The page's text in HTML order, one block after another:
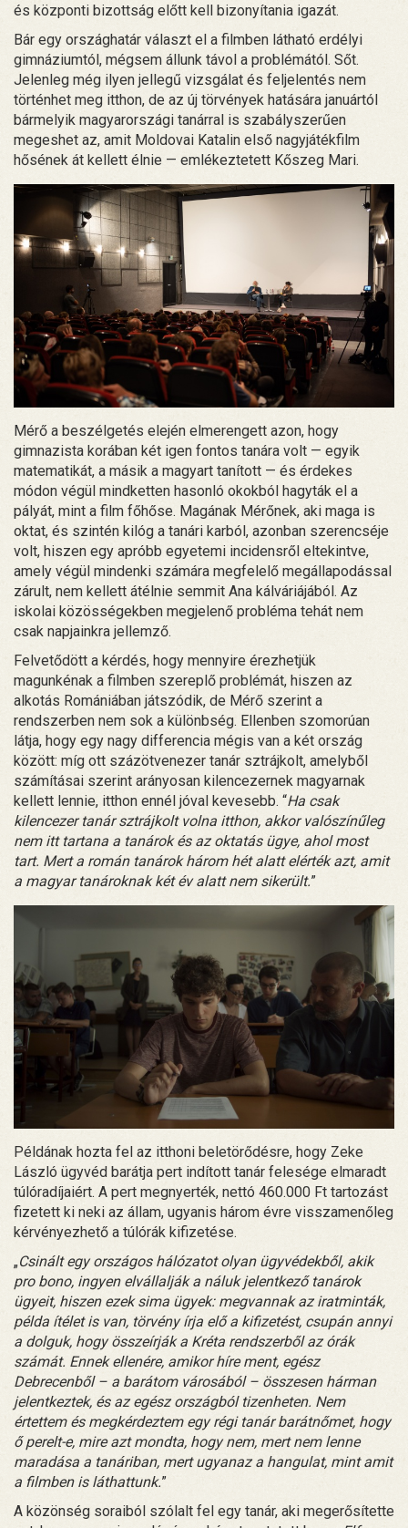
és központi bizottság előtt kell bizonyítania igazát.
Bár egy országhatár választ el a filmben látható erdélyi
gimnáziumtól, mégsem állunk távol a problémától. Sőt.
Jelenleg még ilyen jellegű vizsgálat és feljelentés nem
történhet meg itthon, de az új törvények hatására januártól
bármelyik magyarországi tanárral is szabályszerűen
megeshet az, amit Moldovai Katalin első nagyjátékfilm
hősének át kellett élnie — emlékeztetett Kőszeg Mari.
Mérő a beszélgetés elején elmerengett azon, hogy
gimnazista korában két igen fontos tanára volt — egyik
matematikát, a másik a magyart tanított — és érdekes
módon végül mindketten hasonló okokból hagyták el a
pályát, mint a film főhőse. Magának Mérőnek, aki maga is
oktat, és szintén kilóg a tanári karból, azonban szerencséje
volt, hiszen egy apróbb egyetemi incidensről eltekintve,
amely végül mindenki számára megfelelő megállapodással
zárult, nem kellett átélnie semmit Ana kálváriájából. Az
iskolai közösségekben megjelenő probléma tehát nem
csak napjainkra jellemző.
Felvetődött a kérdés, hogy mennyire érezhetjük
magunkénak a filmben szereplő problémát, hiszen az
alkotás Romániában játszódik, de Mérő szerint a
rendszerben nem sok a különbség. Ellenben szomorúan
látja, hogy egy nagy differencia mégis van a két ország
között: míg ott százötvenezer tanár sztrájkolt, amelyből
számításai szerint arányosan kilencezernek magyarnak
kellett lennie, itthon ennél jóval kevesebb. “Ha csak
kilencezer tanár sztrájkolt volna itthon, akkor valószínűleg
nem itt tartana a tanárok és az oktatás ügye, ahol most
tart. Mert a román tanárok három hét alatt elérték azt, amit
a magyar tanároknak két év alatt nem sikerült.”
Példának hozta fel az itthoni beletörődésre, hogy Zeke
László ügyvéd barátja pert indított tanár felesége elmaradt
túlóradíjaiért. A pert megnyerték, nettó 460.000 Ft tartozást
fizetett ki neki az állam, ugyanis három évre visszamenőleg
kérvényezhető a túlórák kifizetése.
„Csinált egy országos hálózatot olyan ügyvédekből, akik
pro bono, ingyen elvállalják a náluk jelentkező tanárok
ügyeit, hiszen ezek sima ügyek: megvannak az iratminták,
példa ítélet is van, törvény írja elő a kifizetést, csupán annyi
a dolguk, hogy összeírják a Kréta rendszerből az órák
számát. Ennek ellenére, amikor híre ment, egész
Debrecenből – a barátom városából – összesen hárman
jelentkeztek, és az egész országból tizenheten. Nem
értettem és megkérdeztem egy régi tanár barátnőmet, hogy
ő perelt-e, mire azt mondta, hogy nem, mert nem lenne
maradása a tanáriban, mert ugyanaz a hangulat, mint amit
a filmben is láthattunk.”
A közönség soraiból szólalt fel egy tanár, aki megerősítette